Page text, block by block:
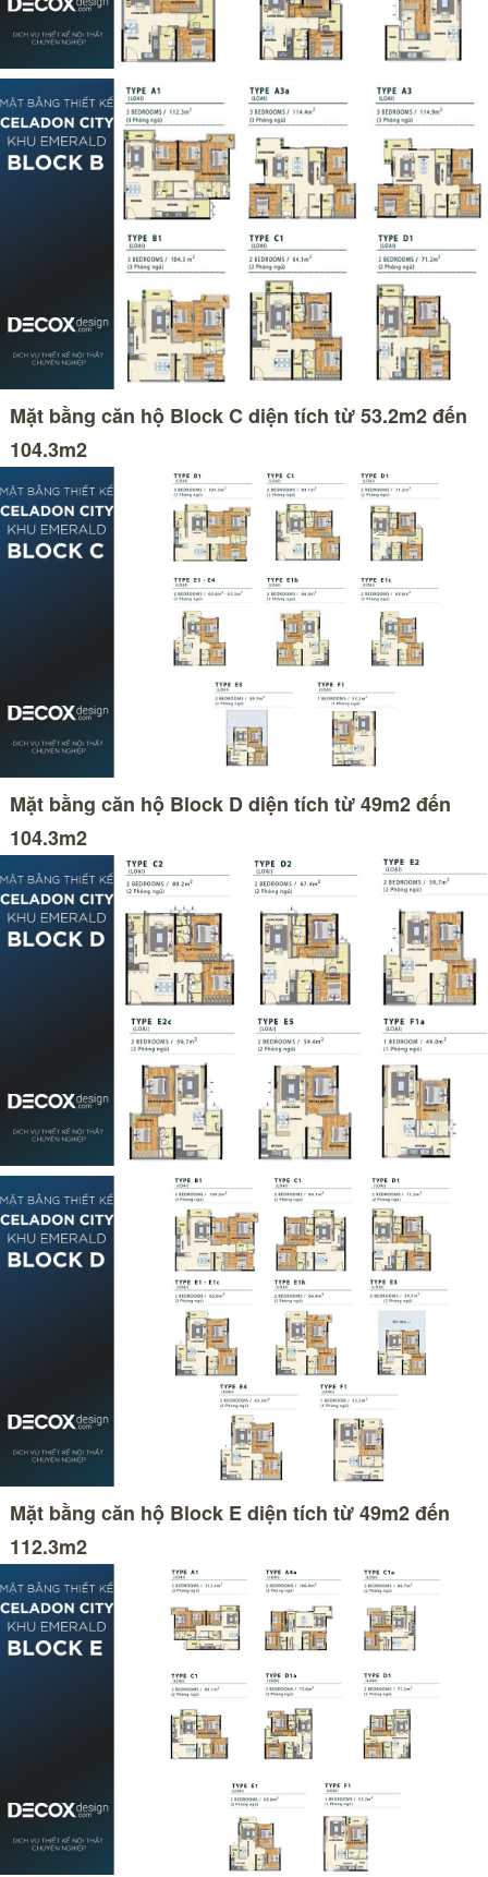
Mặt bằng căn hộ Block C diện tích từ 53.2m2 đến
104.3m2
Mặt bằng căn hộ Block D diện tích từ 49m2 đến
104.3m2
Mặt bằng căn hộ Block E diện tích từ 49m2 đến
112.3m2